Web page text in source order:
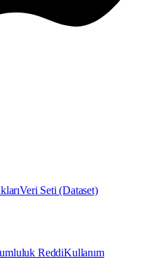
Veri Seti (Dataset)
ReddiKullanım